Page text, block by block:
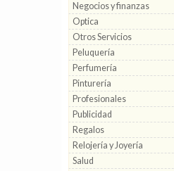
Negocios y finanzas
Optica
Otros Servicios
Peluquería
Perfumería
Pinturería
Profesionales
Publicidad
Regalos
Relojería y Joyería
Salud